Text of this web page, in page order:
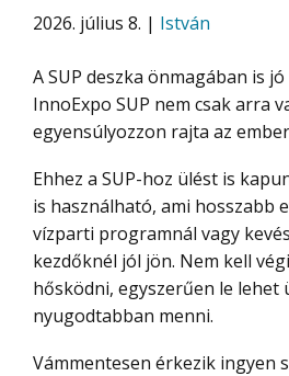
2026. július 8. | István
A SUP deszka önmagában is jó
InnoExpo SUP nem csak arra
egyensúlyozzon rajta az
Ehhez a SUP-hoz ülést is kapunk, így kajakszerűen
is használható, ami hosszabb
vízparti programnál vagy
kezdőknél jól jön. Nem kell
hősködni, egyszerűen le lehet
nyugodtabban menni.
Vámmentesen érkezik ingyen szállítással és